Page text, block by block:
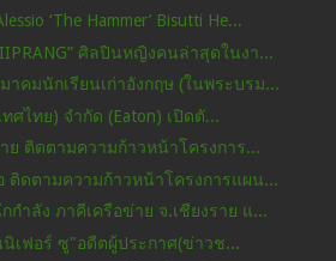
‘The Hammer’ Bisutti He...
ศิลปินหญิงคนล่าสุดในงา...
คมนักเรียนเก่าอังกฤษ (ในพระบรม...
ศไทย) จำกัด (Eaton) เปิดตั...
ย ติดตามความก้าวหน้าโครงการ...
ติดตามความก้าวหน้าโครงการแผน...
กำลัง ภาคีเครือข่าย จ.เชียงราย แ...
นิเฟอร์ ซู"อดีตผู้ประกาศ(ข่าวช...